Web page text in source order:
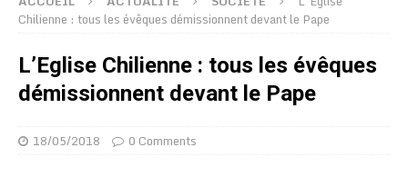
Chilienne : tous les évêques démissionnent devant le Pape
L’Eglise Chilienne : tous les évêques
démissionnent devant le Pape
18/05/2018 0 Comments